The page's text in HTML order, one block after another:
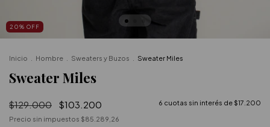
20% OFF
Inicio Hombre Sweaters y Buzos Sweater Miles
Sweater Miles
$129.000 $103.200 6 cuotas sin interés de $17.200
Precio sin impuestos $85.289,26